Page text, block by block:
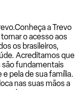
Conheça a Trevo
o acesso aos
os brasileiros,
Acreditamos que
são fundamentais
e pela de sua família.
nas suas mãos a